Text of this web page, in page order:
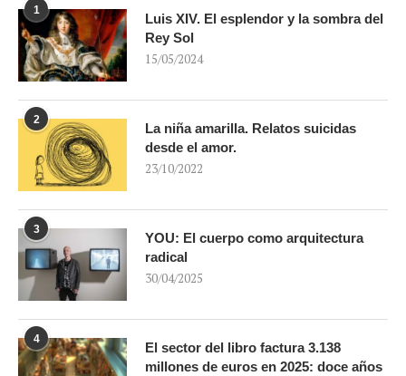
1
Luis XIV. El esplendor y la sombra del
Rey Sol
15/05/2024
2
La niña amarilla. Relatos suicidas
desde el amor.
23/10/2022
3
YOU: El cuerpo como arquitectura
radical
30/04/2025
4
El sector del libro factura 3.138
millones de euros en 2025: doce años